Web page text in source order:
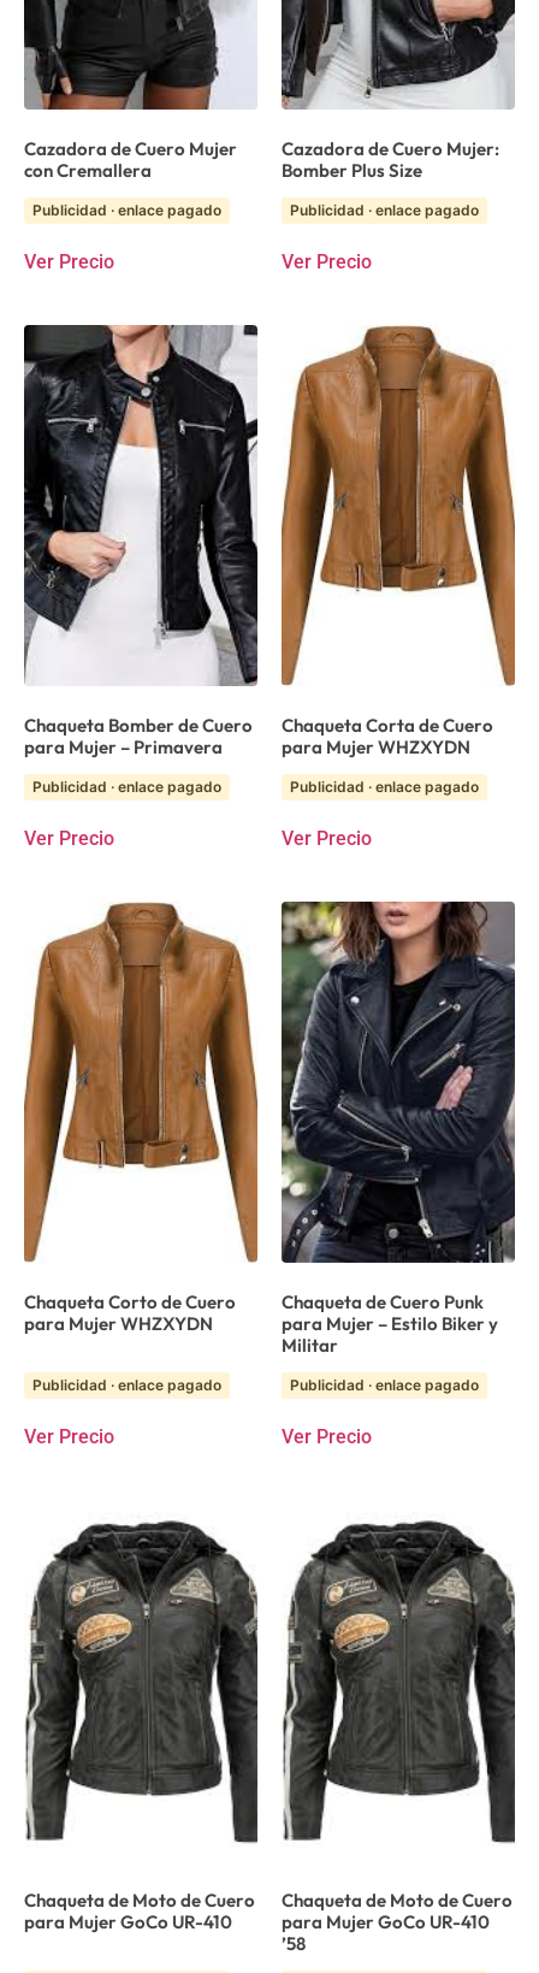
Cazadora de Cuero Mujer
con Cremallera
Publicidad · enlace pagado
Ver Precio
Cazadora de Cuero Mujer:
Bomber Plus Size
Publicidad · enlace pagado
Ver Precio
Chaqueta Bomber de Cuero
para Mujer – Primavera
Publicidad · enlace pagado
Ver Precio
Chaqueta Corta de Cuero
para Mujer WHZXYDN
Publicidad · enlace pagado
Ver Precio
Chaqueta Corto de Cuero
para Mujer WHZXYDN
Publicidad · enlace pagado
Ver Precio
Chaqueta de Cuero Punk
para Mujer – Estilo Biker y
Militar
Publicidad · enlace pagado
Ver Precio
Chaqueta de Moto de Cuero
para Mujer GoCo UR-410
Chaqueta de Moto de Cuero
para Mujer GoCo UR-410
’58